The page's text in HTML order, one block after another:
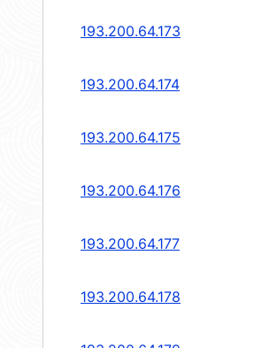
193.200.64.173
193.200.64.174
193.200.64.175
193.200.64.176
193.200.64.177
193.200.64.178